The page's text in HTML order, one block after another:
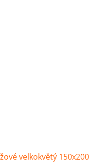
velkokvětý 150x200